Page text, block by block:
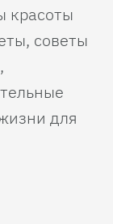
красоты
советы
для